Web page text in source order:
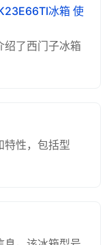
冰箱 使
绍了西门子冰箱
特性，包括型